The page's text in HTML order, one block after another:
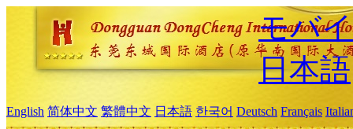
モバ
日本語
English 简体中文 繁體中文 日本語 한국어 Deutsch Français